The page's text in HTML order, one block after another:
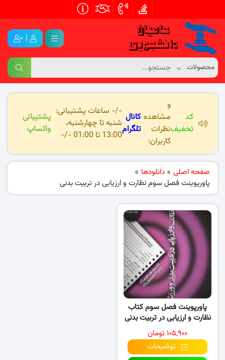
|
کد
تخفیف
و
مشاهده
نظرات
کاربران:
کانال
تلگرام
-/- ساعات پشتیبانی:
شنبه تا چهارشنبه،
13:00 تا 01:00 -/-
پشتیبانی
واتساپ
صفحه اصلی » دانلودها »
پاورپوینت فصل سوم نظارت و ارزیابی در تربیت بدنی
پاورپوینت فصل سوم کتاب
نظارت و ارزیابی در تربیت بدنی
و ورزش
۱۰۵,۹۰۰ تومان
توضیحات